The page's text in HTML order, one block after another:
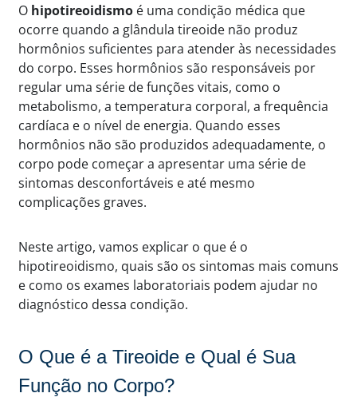
O hipotireoidismo é uma condição médica que
ocorre quando a glândula tireoide não produz
hormônios suficientes para atender às necessidades
do corpo. Esses hormônios são responsáveis por
regular uma série de funções vitais, como o
metabolismo, a temperatura corporal, a frequência
cardíaca e o nível de energia. Quando esses
hormônios não são produzidos adequadamente, o
corpo pode começar a apresentar uma série de
sintomas desconfortáveis e até mesmo
complicações graves.
Neste artigo, vamos explicar o que é o
hipotireoidismo, quais são os sintomas mais comuns
e como os exames laboratoriais podem ajudar no
diagnóstico dessa condição.
O Que é a Tireoide e Qual é Sua
Função no Corpo?